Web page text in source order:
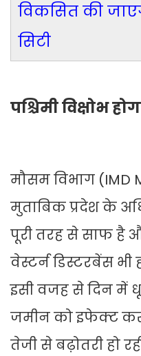
विकसित की
सिटी
पश्चिमी विक्षोभ
मौसम विभाग (IMD
मुताबिक प्रदेश के
पूरी तरह से साफ है
वेस्टर्न डिस्टरबेंस भी
इसी वजह से दिन में
जमीन को इफेक्ट
तेजी से बढ़ोतरी हो